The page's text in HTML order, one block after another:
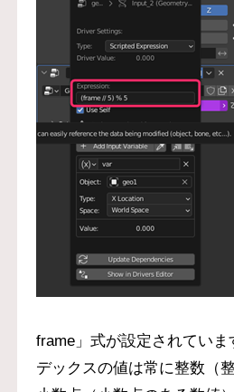
frame」式が設定されてい
デックスの値は常に整数（